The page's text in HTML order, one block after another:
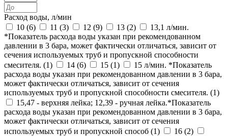
Расход воды, л/мин
10 (6) 11 (3) 12 (9) 13 (2)
13,1 л/мин.
*Показатель расхода воды указан при рекомендованном
давлении в 3 бара, может фактически отличаться, зависит от
сечения используемых труб и пропускной способности
смесителя. (1) 14 (6) 15 (1)
15 л/мин. *Показатель
расхода воды указан при рекомендованном давлении в 3 бара,
может фактически отличаться, зависит от сечения
используемых труб и пропускной способности смесителя. (1)
15,47 - верхняя лейка; 12,39 - ручная лейка.*Показатель
расхода воды указан при рекомендованном давлении в 3 бара,
может фактически отличаться, зависит от сечения
используемых труб и пропускной способ (1) 16 (2)